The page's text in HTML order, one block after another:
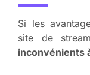
Si les
site de
inconvénients